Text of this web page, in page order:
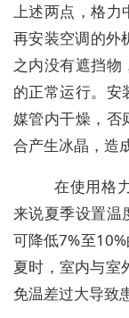
上述两点，格力
再安装空调的外
之内没有遮挡物
的正常运行。安
媒管内干燥，否
合产生冰晶，造
在使用格
来说夏季设置温
可降低7%至
夏时，室内与室
免温差过大导致